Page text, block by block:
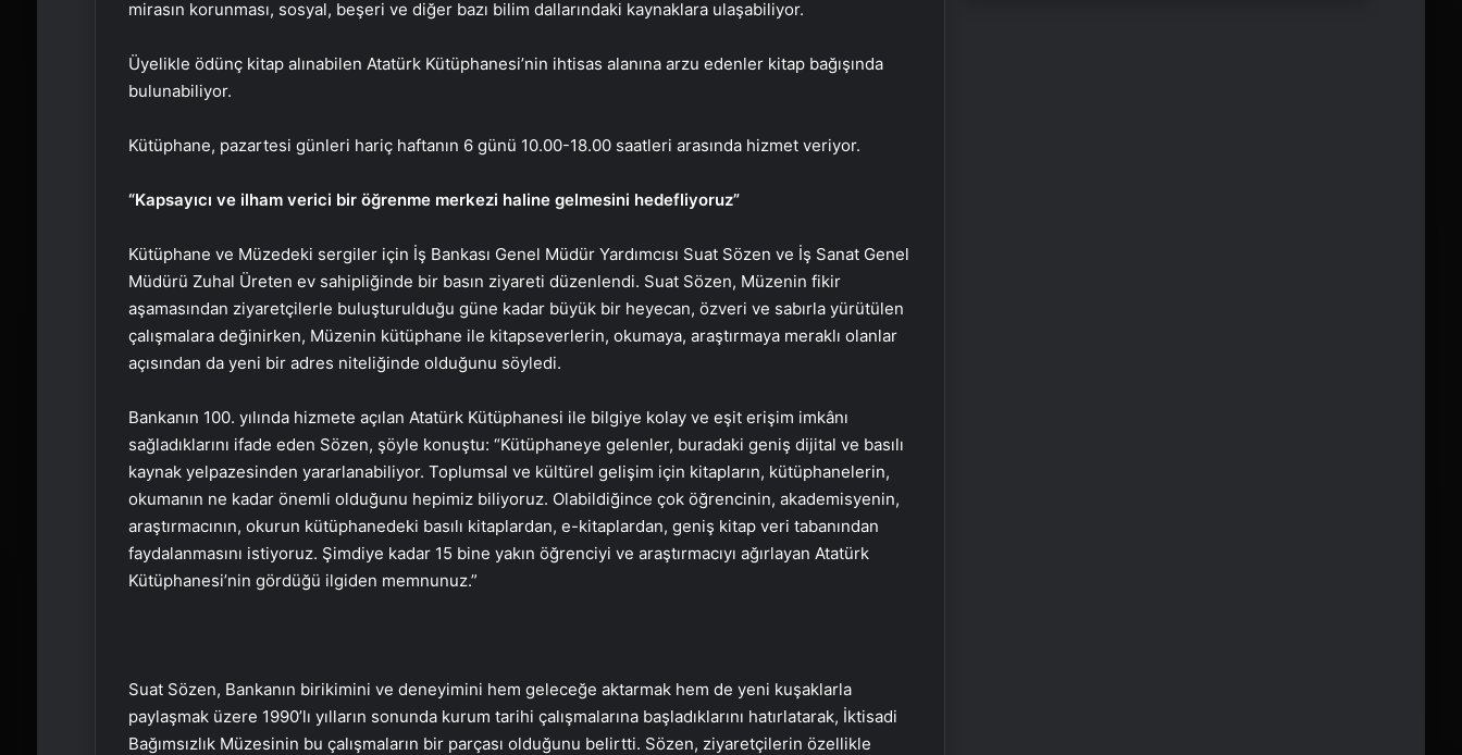
mirasın korunması, sosyal, beşeri ve diğer bazı bilim dallarındaki kaynaklara ulaşabiliyor.
Üyelikle ödünç kitap alınabilen Atatürk Kütüphanesi’nin ihtisas alanına arzu edenler kitap bağışında
bulunabiliyor.
Kütüphane, pazartesi günleri hariç haftanın 6 günü 10.00-18.00 saatleri arasında hizmet veriyor.
“Kapsayıcı ve ilham verici bir öğrenme merkezi haline gelmesini hedefliyoruz”
Kütüphane ve Müzedeki sergiler için İş Bankası Genel Müdür Yardımcısı Suat Sözen ve İş Sanat Genel
Müdürü Zuhal Üreten ev sahipliğinde bir basın ziyareti düzenlendi. Suat Sözen, Müzenin fikir
aşamasından ziyaretçilerle buluşturulduğu güne kadar büyük bir heyecan, özveri ve sabırla yürütülen
çalışmalara değinirken, Müzenin kütüphane ile kitapseverlerin, okumaya, araştırmaya meraklı olanlar
açısından da yeni bir adres niteliğinde olduğunu söyledi.
Bankanın 100. yılında hizmete açılan Atatürk Kütüphanesi ile bilgiye kolay ve eşit erişim imkânı
sağladıklarını ifade eden Sözen, şöyle konuştu: “Kütüphaneye gelenler, buradaki geniş dijital ve basılı
kaynak yelpazesinden yararlanabiliyor. Toplumsal ve kültürel gelişim için kitapların, kütüphanelerin,
okumanın ne kadar önemli olduğunu hepimiz biliyoruz. Olabildiğince çok öğrencinin, akademisyenin,
araştırmacının, okurun kütüphanedeki basılı kitaplardan, e-kitaplardan, geniş kitap veri tabanından
faydalanmasını istiyoruz. Şimdiye kadar 15 bine yakın öğrenciyi ve araştırmacıyı ağırlayan Atatürk
Kütüphanesi’nin gördüğü ilgiden memnunuz.”
Suat Sözen, Bankanın birikimini ve deneyimini hem geleceğe aktarmak hem de yeni kuşaklarla
paylaşmak üzere 1990’lı yılların sonunda kurum tarihi çalışmalarına başladıklarını hatırlatarak, İktisadi
Bağımsızlık Müzesinin bu çalışmaların bir parçası olduğunu belirtti. Sözen, ziyaretçilerin özellikle